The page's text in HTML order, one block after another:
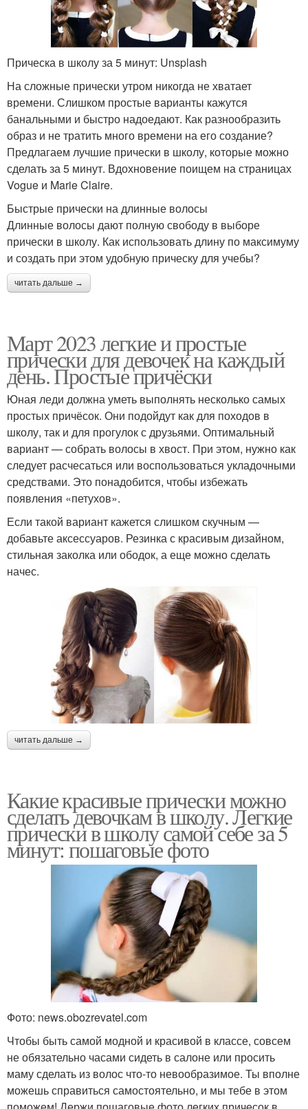
Прическа в школу за 5 минут: Unsplash
На сложные прически утром никогда не хватает
времени. Слишком простые варианты кажутся
банальными и быстро надоедают. Как разнообразить
образ и не тратить много времени на его создание?
Предлагаем лучшие прически в школу, которые можно
сделать за 5 минут. Вдохновение поищем на страницах
Vogue и Marie Claire.
Быстрые прически на длинные волосы
Длинные волосы дают полную свободу в выборе
прически в школу. Как использовать длину по максимуму
и создать при этом удобную прическу для учебы?
читать дальше →
Март 2023 легкие и простые
прически для девочек на каждый
день. Простые причёски
Юная леди должна уметь выполнять несколько самых
простых причёсок. Они подойдут как для походов в
школу, так и для прогулок с друзьями. Оптимальный
вариант — собрать волосы в хвост. При этом, нужно как
следует расчесаться или воспользоваться укладочными
средствами. Это понадобится, чтобы избежать
появления «петухов».
Если такой вариант кажется слишком скучным —
добавьте аксессуаров. Резинка с красивым дизайном,
стильная заколка или ободок, а еще можно сделать
начес.
читать дальше →
Какие красивые прически можно
сделать девочкам в школу. Легкие
прически в школу самой себе за 5
минут: пошаговые фото
Фото: news.obozrevatel.com
Чтобы быть самой модной и красивой в классе, совсем
не обязательно часами сидеть в салоне или просить
маму сделать из волос что-то невообразимое. Ты вполне
можешь справиться самостоятельно, и мы тебе в этом